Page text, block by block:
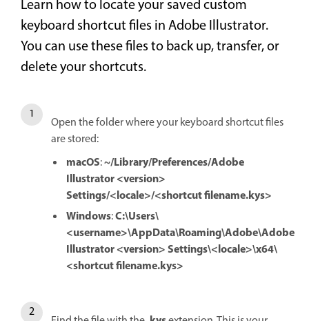
Learn how to locate your saved custom
keyboard shortcut files in Adobe Illustrator.
You can use these files to back up, transfer, or
delete your shortcuts.
Open the folder where your keyboard shortcut files
are stored:
macOS:~/Library/Preferences/Adobe
Illustrator <version>
Settings/<locale>/<shortcut filename.kys>
Windows:C:\Users\
<username>\AppData\Roaming\Adobe\Adobe
Illustrator <version> Settings\<locale>\x64\
<shortcut filename.kys>